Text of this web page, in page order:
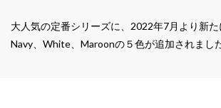
大人気の定番シリーズに、2022年7月より新た
Navy、White、Maroonの５色が追加されました